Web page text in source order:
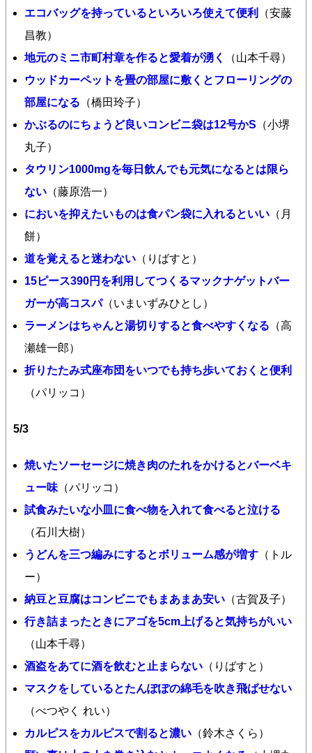
エコバッグを持っているといろいろ使えて便利
（安藤
昌教）
地元のミニ市町村章を作ると愛着が湧く
（山本千尋）
ウッドカーペットを畳の部屋に敷くとフローリングの
部屋になる （橋田玲子）
かぶるのにちょうど良いコンビニ袋は12号かS （小堺
丸子）
タウリン1000mgを毎日飲んでも元気になるとは限ら
ない （藤原浩一）
においを抑えたいものは食パン袋に入れるといい （月
餅）
道を覚えると迷わない （りばすと）
15ピース390円を利用してつくるマックナゲットバー
ガーが高コスパ（いまいずみひとし）
ラーメンはちゃんと湯切りすると食べやすくなる （高
瀬雄一郎）
折りたたみ式座布団をいつでも持ち歩いておくと便利
（パリッコ）
5/3
焼いたソーセージに焼き肉のたれをかけるとバーベキ
ュー味 （パリッコ）
試食みたいな小皿に食べ物を入れて食べると泣ける
（石川大樹）
うどんを三つ編みにするとボリューム感が増す （トル
ー）
納豆と豆腐はコンビニでもまあまあ安い （古賀及子）
行き詰まったときにアゴを5cm上げると気持ちがいい
（山本千尋）
酒盗をあてに酒を飲むと止まらない （りばすと）
マスクをしているとたんぽぽの綿毛を吹き飛ばせない
（べつやく れい）
カルピスをカルピスで割ると濃い （鈴木さくら）